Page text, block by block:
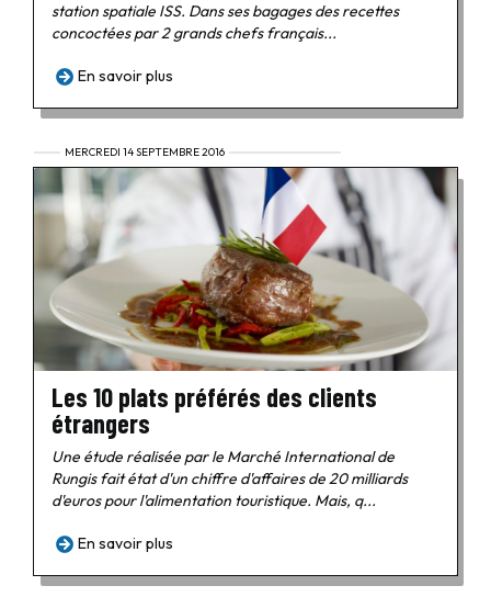
station spatiale ISS. Dans ses bagages des recettes
concoctées par 2 grands chefs français...
En savoir plus
MERCREDI 14 SEPTEMBRE 2016
Les 10 plats préférés des clients
étrangers
Une étude réalisée par le Marché International de
Rungis fait état d'un chiffre d'affaires de 20 milliards
d'euros pour l'alimentation touristique. Mais, q...
En savoir plus